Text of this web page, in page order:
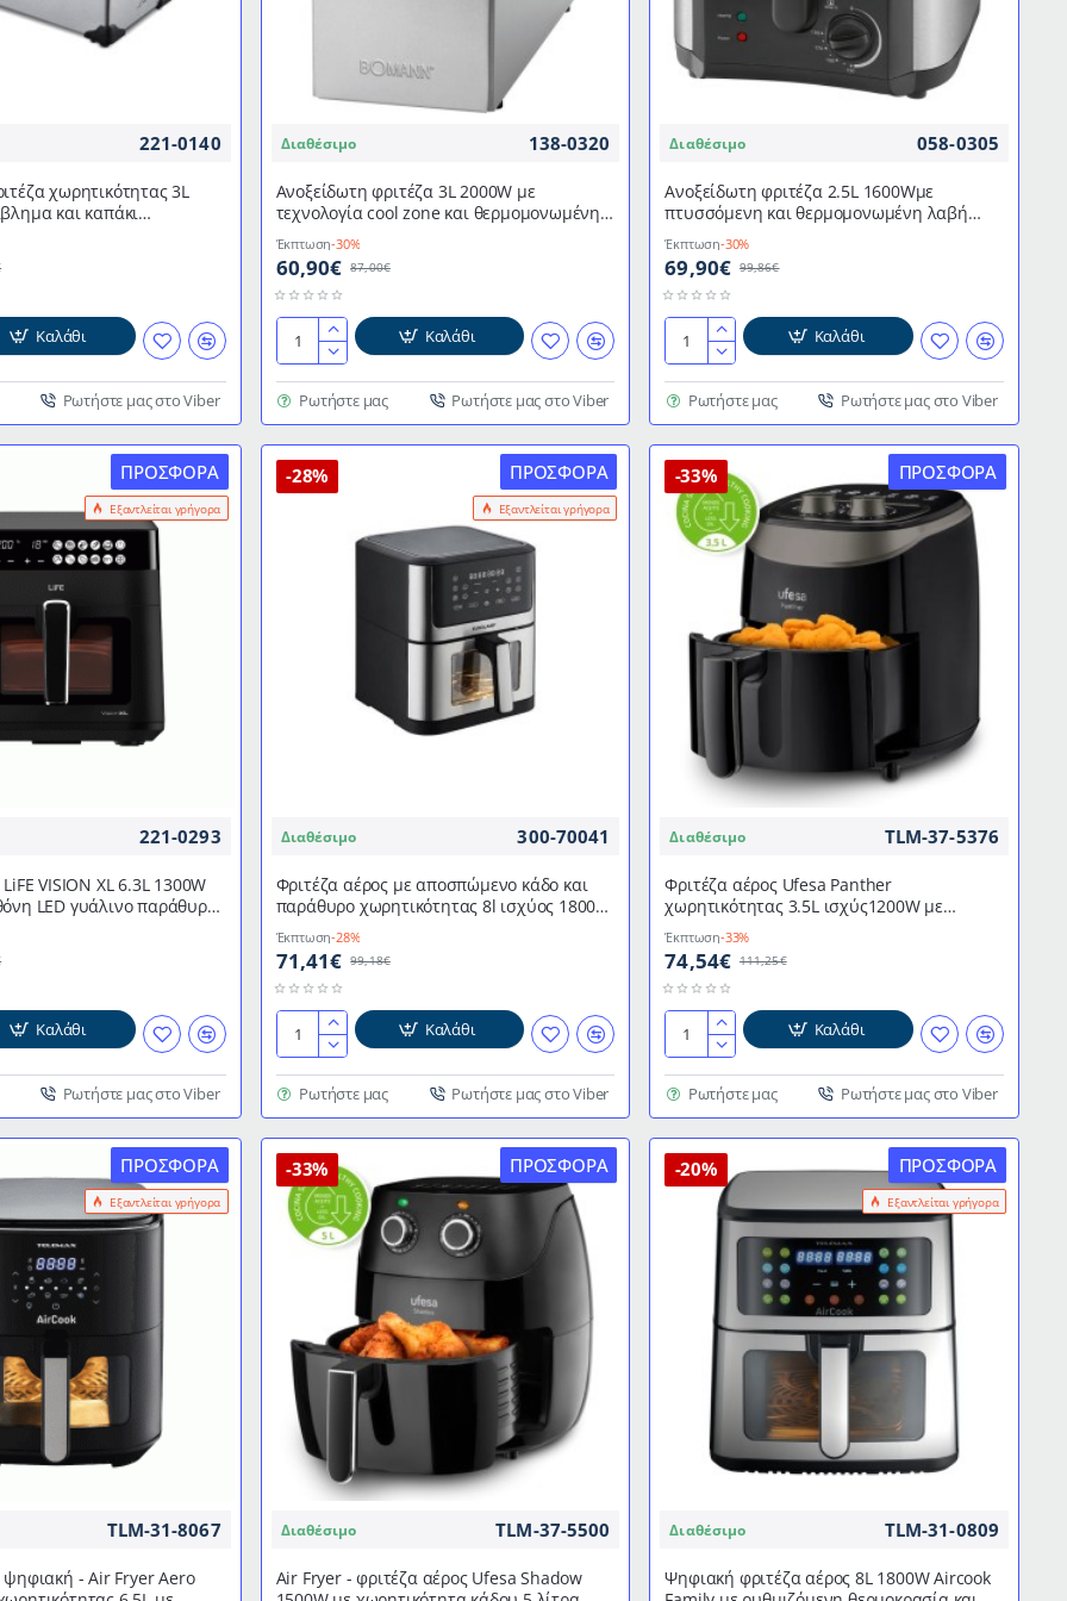
ασφαλή
χρήση
221-0140
χωρητικότητας 3L
και καπάκι
από ανοξείδωτο ατσάλι
Καλάθι
Ρωτήστε μας στο Viber
Διαθέσιμο 138-0320
Ανοξείδωτη φριτέζα 3L 2000W με
τεχνολογία cool zone και θερμομονωμένη
λαβή FR 2264 BOMANN
Έκπτωση-30%
60,90€ 87,00€
Ανοξείδωτη
3L
2000W
με
τεχνολογία
cool
Καλάθι
Ρωτήστε μας Ρωτήστε μας στο Viber
Διαθέσιμο 058-0305
Ανοξείδωτη φριτέζα 2.5L 1600Wμε
πτυσσόμενη και θερμομονωμένη λαβή
καλαθιού CL FR 3649 CLATRONIC
Έκπτωση-30%
69,90€ 99,86€
Ανοξείδωτη
2.5L
1600Wμε
πτυσσόμενη
και
θερμομονωμένη
λαβή
καλαθιού
CLATRONIC
Καλάθι
Ρωτήστε μας Ρωτήστε μας στο Viber
ΠΡΟΣΦΟΡΆ
Εξαντλείται γρήγορα
221-0293
VISION XL 6.3L 1300W
LED γυάλινο παράθυρο
κάδο
Καλάθι
Ρωτήστε μας στο Viber
ΠΡΟΣΦΟΡΆ
Εξαντλείται γρήγορα
-28%
Διαθέσιμο 300-70041
Φριτέζα αέρος με αποσπώμενο κάδο και
παράθυρο χωρητικότητας 8l ισχύος 1800w
σε μαύρο χρώμα
Έκπτωση-28%
71,41€ 99,18€
Φριτέζα
με
αποσπώμενο
κάδο
και
παράθυρο
χωρητικότητας
χρώμα
Καλάθι
Ρωτήστε μας Ρωτήστε μας στο Viber
ΠΡΟΣΦΟΡΆ
-33%
Διαθέσιμο TLM-37-5376
Φριτέζα αέρος Ufesa Panther
χωρητικότητας 3.5L ισχύς1200W με
επιλογή θερμοκρασίας
Έκπτωση-33%
74,54€ 111,25€
Φριτέζα
Ufesa
Panther
χωρητικότητας
3.5L
ισχύς1200W
επιλογή
θερμοκρασίας
Καλάθι
Ρωτήστε μας Ρωτήστε μας στο Viber
ΠΡΟΣΦΟΡΆ
Εξαντλείται γρήγορα
TLM-31-8067
ψηφιακή - Air Fryer Aero
ΠΡΟΣΦΟΡΆ
-33%
Διαθέσιμο TLM-37-5500
Air Fryer - φριτέζα αέρος Ufesa Shadow
ΠΡΟΣΦΟΡΆ
Εξαντλείται γρήγορα
-20%
Διαθέσιμο TLM-31-0809
Ψηφιακή φριτέζα αέρος 8L 1800W Aircook